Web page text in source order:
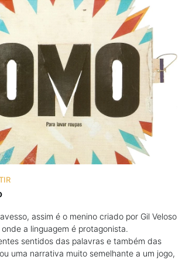
assim é o menino criado por Gil Veloso
a linguagem é protagonista.
sentidos das palavras e também das
uma narrativa muito semelhante a um jogo,